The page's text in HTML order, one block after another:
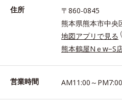
住所
〒860-0845
熊本県熊本市中
地図アプリで見る
熊本鶴屋Nｅw−S
営業時間 AM11:00～PM7:00